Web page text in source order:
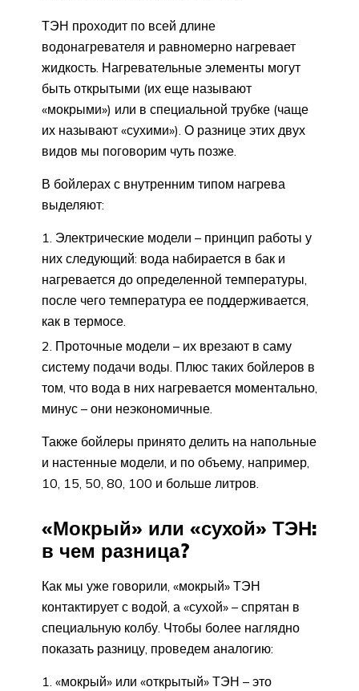
ТЭН проходит по всей длине
водонагревателя и равномерно нагревает
жидкость. Нагревательные элементы могут
быть открытыми (их еще называют
«мокрыми») или в специальной трубке (чаще
их называют «сухими»). О разнице этих двух
видов мы поговорим чуть позже.
В бойлерах с внутренним типом нагрева
выделяют:
Электрические модели – принцип работы у
них следующий: вода набирается в бак и
нагревается до определенной температуры,
после чего температура ее поддерживается,
как в термосе.
Проточные модели – их врезают в саму
систему подачи воды. Плюс таких бойлеров в
том, что вода в них нагревается моментально,
минус – они неэкономичные.
Также бойлеры принято делить на напольные
и настенные модели, и по объему, например,
10, 15, 50, 80, 100 и больше литров.
«Мокрый» или «сухой» ТЭН:
в чем разница?
Как мы уже говорили, «мокрый» ТЭН
контактирует с водой, а «сухой» – спрятан в
специальную колбу. Чтобы более наглядно
показать разницу, проведем аналогию:
«мокрый» или «открытый» ТЭН – это